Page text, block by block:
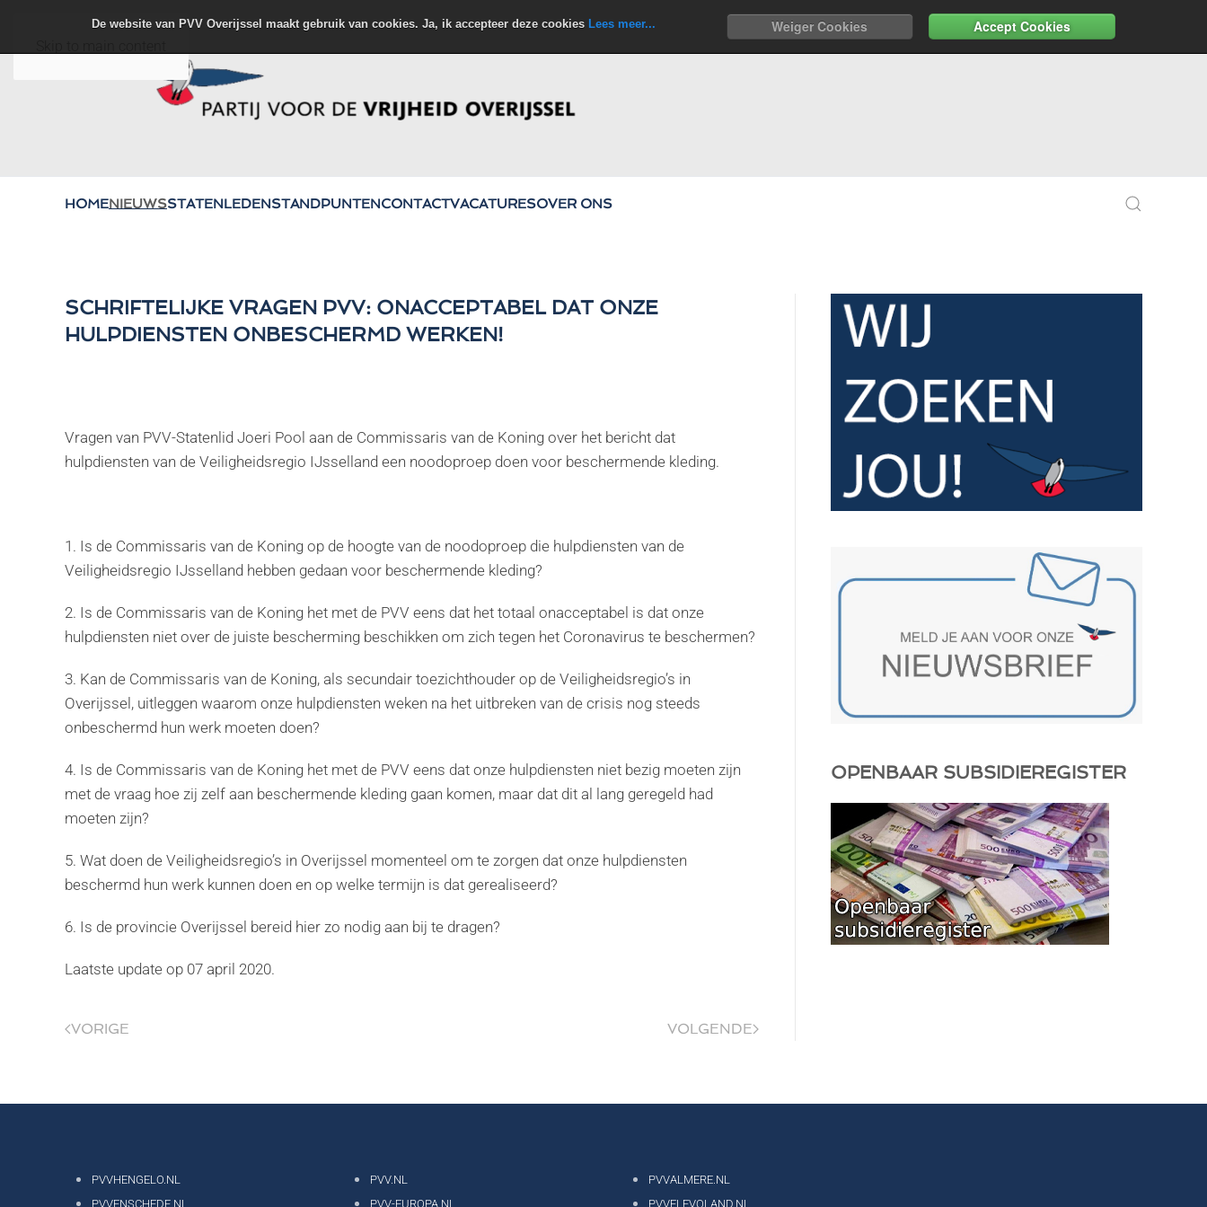
De website van PVV Overijssel maakt gebruik van cookies. Ja, ik accepteer deze cookies Lees meer... Weiger Cookies Accept Cookies
HOMENIEUWSSTATENLEDENSTANDPUNTENCONTACTVACATURESOVER ONS
SCHRIFTELIJKE VRAGEN PVV: ONACCEPTABEL DAT ONZE
HULPDIENSTEN ONBESCHERMD WERKEN!
Vragen van PVV-Statenlid Joeri Pool aan de Commissaris van de Koning over het bericht dat
hulpdiensten van de Veiligheidsregio IJsselland een noodoproep doen voor beschermende kleding.
1. Is de Commissaris van de Koning op de hoogte van de noodoproep die hulpdiensten van de
Veiligheidsregio IJsselland hebben gedaan voor beschermende kleding?
2. Is de Commissaris van de Koning het met de PVV eens dat het totaal onacceptabel is dat onze
hulpdiensten niet over de juiste bescherming beschikken om zich tegen het Coronavirus te beschermen?
3. Kan de Commissaris van de Koning, als secundair toezichthouder op de Veiligheidsregio’s in
Overijssel, uitleggen waarom onze hulpdiensten weken na het uitbreken van de crisis nog steeds
onbeschermd hun werk moeten doen?
4. Is de Commissaris van de Koning het met de PVV eens dat onze hulpdiensten niet bezig moeten zijn
met de vraag hoe zij zelf aan beschermende kleding gaan komen, maar dat dit al lang geregeld had
moeten zijn?
5. Wat doen de Veiligheidsregio’s in Overijssel momenteel om te zorgen dat onze hulpdiensten
beschermd hun werk kunnen doen en op welke termijn is dat gerealiseerd?
6. Is de provincie Overijssel bereid hier zo nodig aan bij te dragen?
Laatste update op 07 april 2020.
VORIGE VOLGENDE
OPENBAAR SUBSIDIEREGISTER
PVVHENGELO.NL
PVVENSCHEDE.NL
PVV.NL
PVV-EUROPA.NL
PVVALMERE.NL
PVVFLEVOLAND.NL